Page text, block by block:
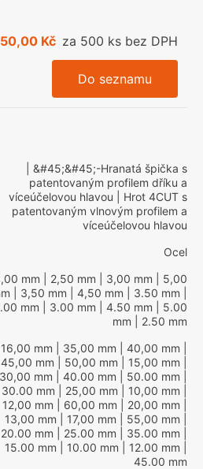
Kč za 500 ks bez DPH
Do seznamu
| &#45;&#45;-Hranatá špička s
patentovaným profilem dříku a
víceúčelovou hlavou | Hrot 4CUT s
patentovaným vlnovým profilem a
víceúčelovou hlavou
Ocel
mm | 2,50 mm | 3,00 mm | 5,00
| 3,50 mm | 4,50 mm | 3.50 mm
mm | 3.00 mm | 4.50 mm | 5.00
mm | 2.50 mm
| 16,00 mm | 35,00 mm | 40,00 mm
45,00 mm | 50,00 mm | 15,00 mm
30,00 mm | 40.00 mm | 50.00 mm
30.00 mm | 25,00 mm | 10,00 mm
12,00 mm | 60,00 mm | 20,00 mm
13,00 mm | 17,00 mm | 55,00 mm
20.00 mm | 25.00 mm | 35.00 mm
15.00 mm | 10.00 mm | 12.00 mm
45.00 mm